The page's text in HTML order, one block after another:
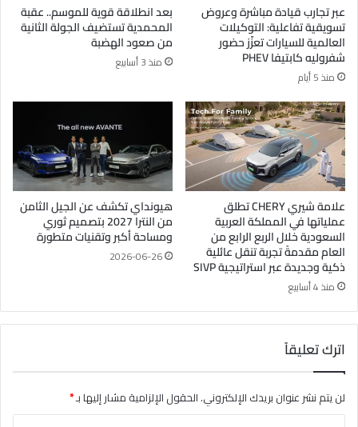
عبر تجارب قيادة مباشرة وعروض
تسويقية تفاعلية: التوكيلات
العالمية للسيارات تعزّز حضور
شفروليه كابتيفا PHEV
منذ 5 أيام
بعد انطلاقة قوية للموسم.. عقبة
المحمدية تستضيف الجولة الثانية
من صعود الهضبة
منذ 3 أسابيع
علامة شيري CHERY تطلق
عملياتها في المملكة العربية
السعودية خلال الربع الرابع من
العام مقدمةً تجربة تنقل عائلية
ذكية وجديدة عبر استراتيجية SIVP
منذ 4 أسابيع
هيونداي تكشف عن الجيل الثامن
من النترا 2027 بتصميم ثوري
ومساحة أكبر وتقنيات متطورة
2026-06-26
اترك تعليقاً
لن يتم نشر عنوان بريدك الإلكتروني.الحقول الإلزامية مشار إليها بـ*